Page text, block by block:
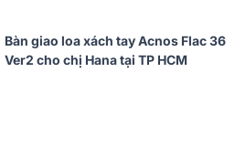
Bàn giao loa xách tay Acnos Flac 36
Ver2 cho chị Hana tại TP HCM